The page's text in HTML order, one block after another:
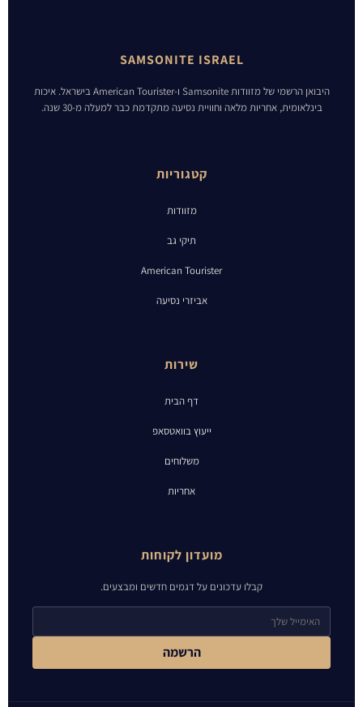
SAMSONITE ISRAEL
היבואן הרשמי של מזוודות Samsonite ו-American Tourister בישראל. איכות
בינלאומית, אחריות מלאה וחוויית נסיעה מתקדמת כבר למעלה מ-30 שנה.
קטגוריות
מזוודות
תיקי גב
American Tourister
אביזרי נסיעה
שירות
דף הבית
ייעוץ בוואטסאפ
משלוחים
אחריות
מועדון לקוחות
קבלו עדכונים על דגמים חדשים ומבצעים.
הרשמה